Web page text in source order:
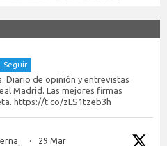
Seguir
Diario de opinión y entrevistas
Madrid. Las mejores firmas
https://t.co/zLS1tzeb3h
· 29 Mar